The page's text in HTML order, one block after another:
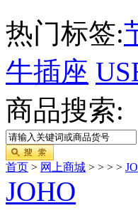
热门标签:
牛插座
商品搜索:
首页 > 网上商城 > > > >
JOHO